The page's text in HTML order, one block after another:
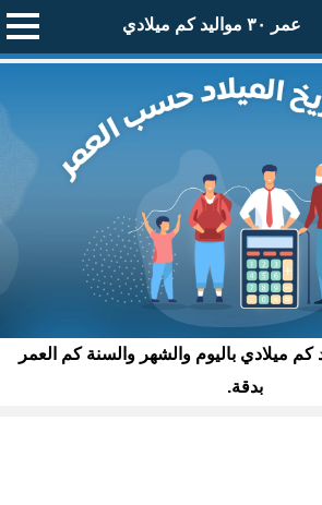
عمر ٣٠ مواليد كم ميلادي
30 مواليد كم ميلادي باليوم والشهر والسنة كم العمر
بدقة.